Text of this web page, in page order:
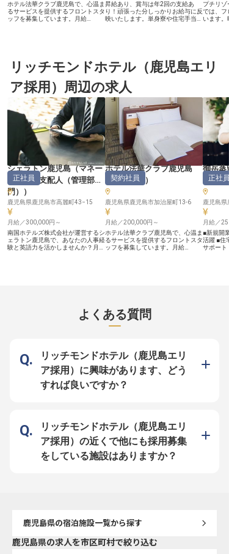
ホテル法華クラブ鹿児島で、心温ま
るサービスを提供するフロントスタ
ッフを募集しています。月給
かしてみませんか？ ※2025年04月
17日時点の情報です
昇給あり、賞与は年2回の支給あ
り！頑張った分しっかりお給与に反
映いたします。単身寮や住宅手当が
室など、多様な客室を備える「THE
HOTEL YAKUSHIMA OCEAN &
います。※この求人は2023年11月
22日時点の情報です
プチリゾ
では、フ
います
パート
のスタイ
リッチモンドホテル（鹿児島エリ
ア採用）周辺の求人
シェラトン鹿児島（マネー
ジャー・支配人（管理部
門）
）
正社員
鹿児島県鹿児島市高麗町43−15
月給／300,000円～
南国ホテルズ株式会社が運営するシ
ェラトン鹿児島で、あなたの人事経
験と英語力を活かしませんか？月給
う。 ※2025年04月17日時点の情報
ホテル法華クラブ鹿児島
（フロント ）
契約社員
鹿児島県鹿児島市加治屋町13-6
月給／200,000円～
ホテル法華クラブ鹿児島で、心温ま
るサービスを提供するフロントスタ
ッフを募集しています。月給
御岳
ル（ソ
正社員
鹿児島
月給／
■新規開
活躍 ■住
サポート
ー【安心
受講支
福利厚生
よくある質問
リッチモンドホテル（鹿児島エリ
ア採用）に興味があります、どう
すれば良いですか？
リッチモンドホテル（鹿児島エリ
ア採用）の近くで他にも採用募集
をしている施設はありますか？
鹿児島県の宿泊施設一覧から探す
鹿児島県の求人を市区町村で絞り込む